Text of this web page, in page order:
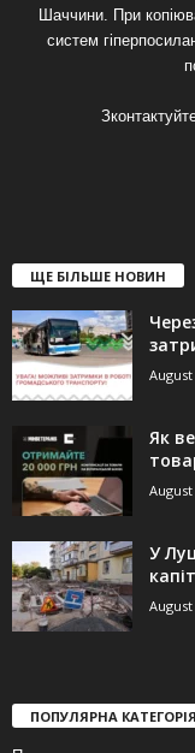
Шаччини. При
систем
ЩЕ БІЛЬШЕ НОВИН
August
Як
August
У
August
ПОПУЛЯРНА КАТЕГОРІЯ